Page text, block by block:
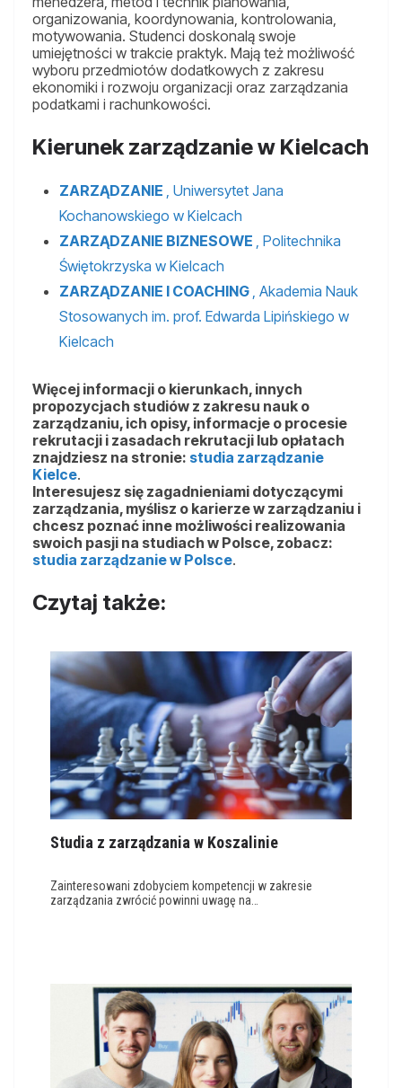
organizowania, koordynowania, kontrolowania,
motywowania. Studenci doskonalą swoje
umiejętności w trakcie praktyk. Mają też możliwość
wyboru przedmiotów dodatkowych z zakresu
ekonomiki i rozwoju organizacji oraz zarządzania
podatkami i rachunkowości.
Kierunek zarządzanie w Kielcach
ZARZĄDZANIE , Uniwersytet Jana
Kochanowskiego w Kielcach
ZARZĄDZANIE BIZNESOWE , Politechnika
Świętokrzyska w Kielcach
ZARZĄDZANIE I COACHING , Akademia Nauk
Stosowanych im. prof. Edwarda Lipińskiego w
Kielcach
Więcej informacji o kierunkach, innych
propozycjach studiów z zakresu nauk o
zarządzaniu, ich opisy, informacje o procesie
rekrutacji i zasadach rekrutacji lub opłatach
znajdziesz na stronie: studia zarządzanie
Kielce.
Interesujesz się zagadnieniami dotyczącymi
zarządzania, myślisz o karierze w zarządzaniu i
chcesz poznać inne możliwości realizowania
swoich pasji na studiach w Polsce, zobacz:
studia zarządzanie w Polsce.
Czytaj także:
Studia z zarządzania w Koszalinie
Zainteresowani zdobyciem kompetencji w zakresie
zarządzania zwrócić powinni uwagę na…